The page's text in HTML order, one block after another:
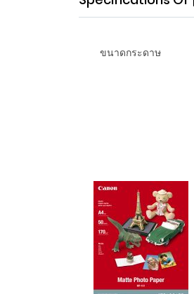
ขนาดกระดาษ